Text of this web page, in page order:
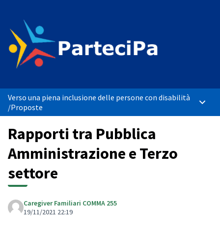
Verso una piena inclusione delle persone con disabilità
/Proposte
Rapporti tra Pubblica
Amministrazione e Terzo
settore
Caregiver Familiari COMMA 255
19/11/2021 22:19